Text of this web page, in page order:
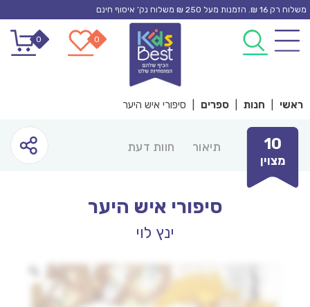
Skip
content
משלוח רק 16 ₪. הזמנות מעל 250 ₪ משלוח נק’ איסוף חינם
0
0
ראשי חנות ספרים סיפורי איש היער
10
מצוין
תיאור חוות דעת
סיפורי איש היער
ינץ לוי